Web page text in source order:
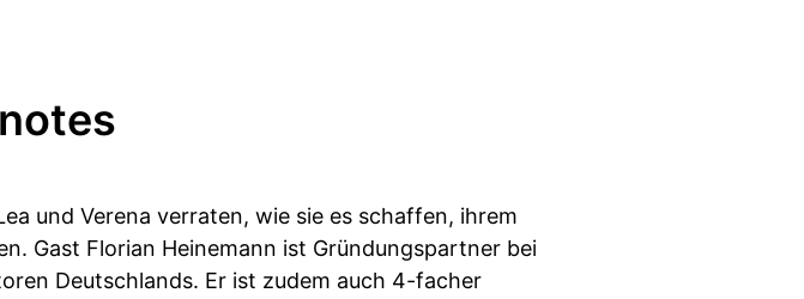
und Verena verraten, wie sie es schaffen, ihrem
Gast Florian Heinemann ist Gründungspartner bei
Deutschlands. Er ist zudem auch 4-facher